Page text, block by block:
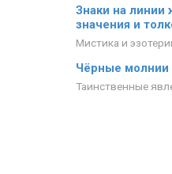
Знаки на линии
значения и
Мистика и
Чёрные молнии
Таинственные